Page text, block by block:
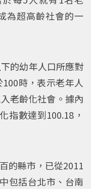
為超高齡社會的一
的幼年人口所應對
時，表示老年人
老齡化社會。據內
指數達到100.18，
的縣市，已從2011
包括台北市、台南